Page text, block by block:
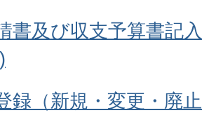
書及び収支予算書記
録（新規・変更・廃